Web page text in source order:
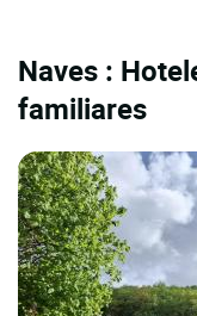
Naves :
familiares